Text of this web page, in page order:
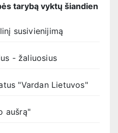
tarybą vyktų šiandien
susivienijimą
- žaliuosius
"Vardan Lietuvos"
aušrą"